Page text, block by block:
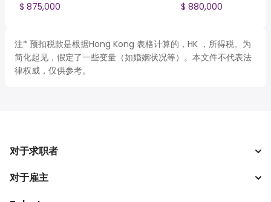
$ 875,000
$ 880,000
注* 预扣税款是根据Hong Kong 表格计算的，HK ，所得税。为
简化起见，假定了一些变量（如婚姻状况等）。本文件不代表法
律权威，仅供参考。
对于求职者
搜索工作
对于雇主